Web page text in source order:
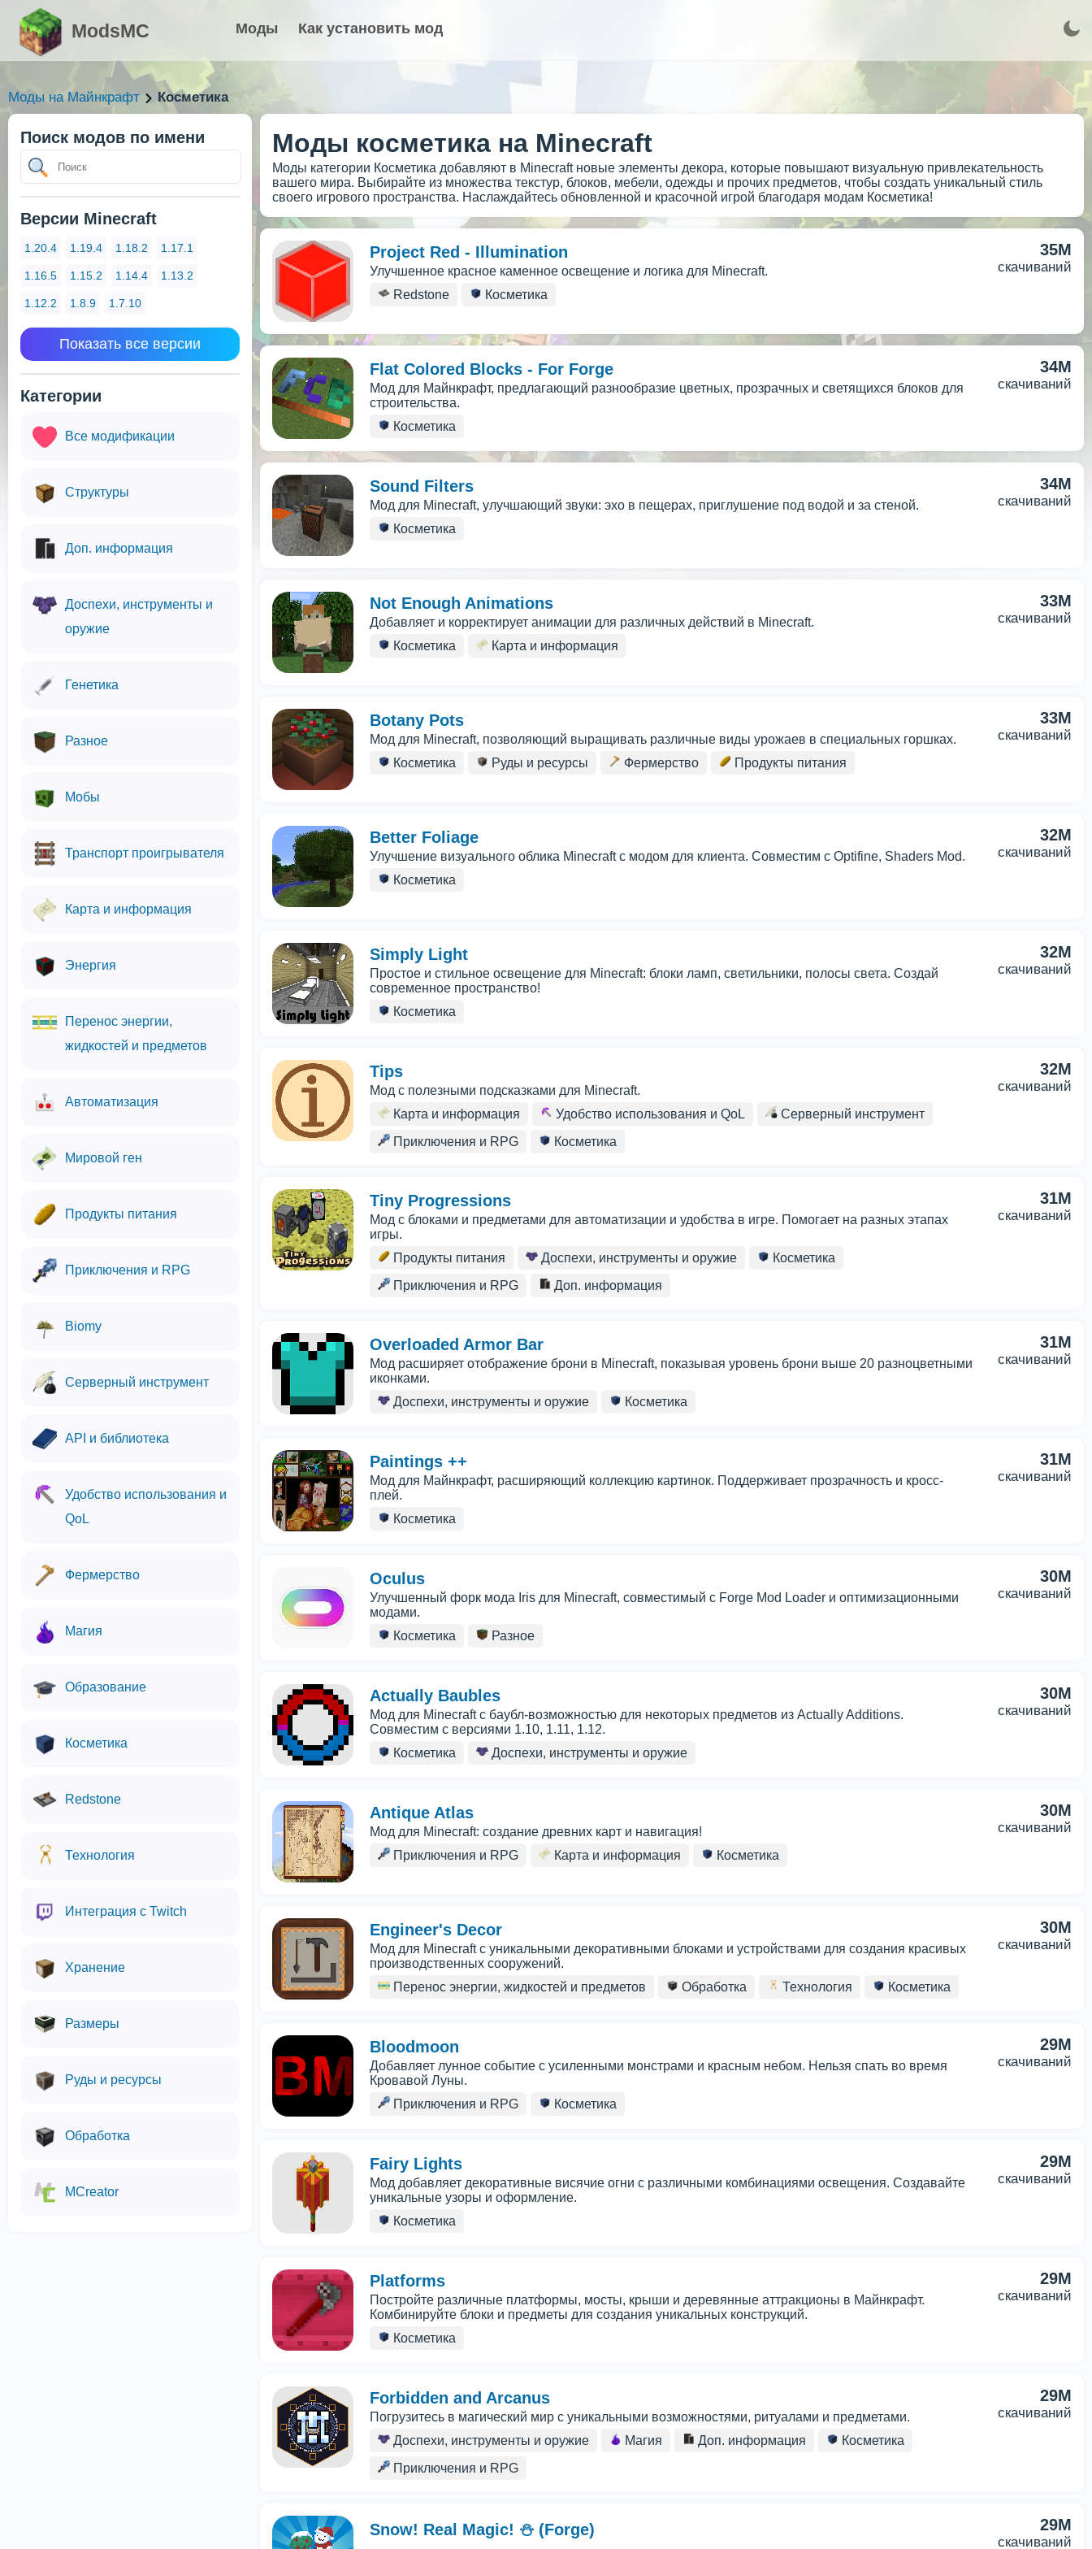
ModsMC Моды Как установить мод
Моды на Майнкрафт Косметика
Поиск модов по имени
Версии Minecraft
1.20.4 1.19.4 1.18.2 1.17.1
1.16.5 1.15.2 1.14.4 1.13.2
1.12.2 1.8.9 1.7.10
Показать все версии
Категории
Все модификации
Структуры
Доп. информация
Доспехи, инструменты и
оружие
Генетика
Разное
Мобы
Транспорт проигрывателя
Карта и информация
Энергия
Перенос энергии,
жидкостей и предметов
Автоматизация
Мировой ген
Продукты питания
Приключения и RPG
Biomy
Серверный инструмент
API и библиотека
Удобство использования и
QoL
Фермерство
Магия
Образование
Косметика
Redstone
Технология
Интеграция с Twitch
Хранение
Размеры
Руды и ресурсы
Обработка
MCreator
Моды косметика на Minecraft
Моды категории Косметика добавляют в Minecraft новые элементы декора, которые повышают визуальную привлекательность
вашего мира. Выбирайте из множества текстур, блоков, мебели, одежды и прочих предметов, чтобы создать уникальный стиль
своего игрового пространства. Наслаждайтесь обновленной и красочной игрой благодаря модам Косметика!
Project Red - Illumination
Улучшенное красное каменное освещение и логика для Minecraft.
Redstone
Косметика
35M
скачиваний
Flat Colored Blocks - For Forge
Мод для Майнкрафт, предлагающий разнообразие цветных, прозрачных и светящихся блоков для
строительства.
Косметика
34M
скачиваний
Sound Filters
Мод для Minecraft, улучшающий звуки: эхо в пещерах, приглушение под водой и за стеной.
Косметика
34M
скачиваний
Not Enough Animations
Добавляет и корректирует анимации для различных действий в Minecraft.
Косметика
Карта и информация
33M
скачиваний
Botany Pots
Мод для Minecraft, позволяющий выращивать различные виды урожаев в специальных горшках.
Косметика
Руды и ресурсы Фермерство Продукты питания
33M
скачиваний
Better Foliage
Улучшение визуального облика Minecraft с модом для клиента. Совместим с Optifine, Shaders Mod.
Косметика
32M
скачиваний
Simply Light
Простое и стильное освещение для Minecraft: блоки ламп, светильники, полосы света. Создай
современное пространство!
Косметика
32M
скачиваний
Tips
Мод с полезными подсказками для Minecraft.
Карта и информация
Удобство использования и QoL
Серверный инструмент
Приключения и RPG
Косметика
32M
скачиваний
Tiny Progressions
Мод с блоками и предметами для автоматизации и удобства в игре. Помогает на разных этапах
игры.
Продукты питания
Доспехи, инструменты и оружие
Косметика
Приключения и RPG
Доп. информация
31M
скачиваний
Overloaded Armor Bar
Мод расширяет отображение брони в Minecraft, показывая уровень брони выше 20 разноцветными
иконками.
Доспехи, инструменты и оружие
Косметика
31M
скачиваний
Paintings ++
Мод для Майнкрафт, расширяющий коллекцию картинок. Поддерживает прозрачность и кросс-
плей.
Косметика
31M
скачиваний
Oculus
Улучшенный форк мода Iris для Minecraft, совместимый с Forge Mod Loader и оптимизационными
модами.
Косметика
Разное
30M
скачиваний
Actually Baubles
Мод для Minecraft с баубл-возможностью для некоторых предметов из Actually Additions.
Совместим с версиями 1.10, 1.11, 1.12.
Косметика
Доспехи, инструменты и оружие
30M
скачиваний
Antique Atlas
Мод для Minecraft: создание древних карт и навигация!
Приключения и RPG
Карта и информация Косметика
30M
скачиваний
Engineer's Decor
Мод для Minecraft с уникальными декоративными блоками и устройствами для создания красивых
производственных сооружений.
Перенос энергии, жидкостей и предметов
Обработка Технология Косметика
30M
скачиваний
Bloodmoon
Добавляет лунное событие с усиленными монстрами и красным небом. Нельзя спать во время
Кровавой Луны.
Приключения и RPG
Косметика
29M
скачиваний
Fairy Lights
Мод добавляет декоративные висячие огни с различными комбинациями освещения. Создавайте
уникальные узоры и оформление.
Косметика
29M
скачиваний
Platforms
Постройте различные платформы, мосты, крыши и деревянные аттракционы в Майнкрафт.
Комбинируйте блоки и предметы для создания уникальных конструкций.
Косметика
29M
скачиваний
Forbidden and Arcanus
Погрузитесь в магический мир с уникальными возможностями, ритуалами и предметами.
Доспехи, инструменты и оружие
Магия Доп. информация
Косметика
Приключения и RPG
29M
скачиваний
Snow! Real Magic! ⛄ (Forge) 29M
скачиваний